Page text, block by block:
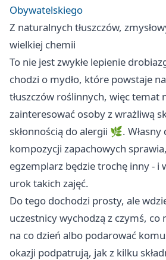
Obywatelskiego
Z naturalnych tłuszczów,
wielkiej chemii
To nie jest zwykłe lepienie
chodzi o mydło, które powstaje
tłuszczów roślinnych, więc temat
zainteresować osoby z wrażliwą
skłonnością do alergii 🌿.
kompozycji zapachowych
egzemplarz będzie trochę inny - i
urok takich zajęć.
Do tego dochodzi prosty, ale
uczestnicy wychodzą z czymś,
na co dzień albo podarować
okazji podpatrują, jak z kilku